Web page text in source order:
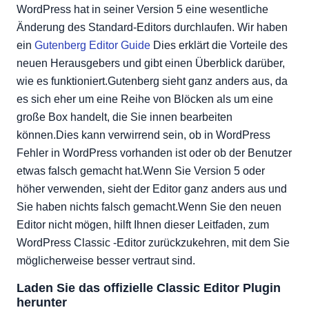
Bearbeitungsoptionen, die in Ihren Posts angezeigt
Zusammenfassung
WordPress hat in seiner Version 5 eine wesentliche
Änderung des Standard-Editors durchlaufen. Wir haben
ein Gutenberg Editor Guide Dies erklärt die Vorteile des
neuen Herausgebers und gibt einen Überblick darüber,
wie es funktioniert.Gutenberg sieht ganz anders aus, da
es sich eher um eine Reihe von Blöcken als um eine
große Box handelt, die Sie innen bearbeiten
können.Dies kann verwirrend sein, ob in WordPress
Fehler in WordPress vorhanden ist oder ob der Benutzer
etwas falsch gemacht hat.Wenn Sie Version 5 oder
höher verwenden, sieht der Editor ganz anders aus und
Sie haben nichts falsch gemacht.Wenn Sie den neuen
Editor nicht mögen, hilft Ihnen dieser Leitfaden, zum
WordPress Classic -Editor zurückzukehren, mit dem Sie
möglicherweise besser vertraut sind.
Laden Sie das offizielle Classic Editor Plugin
herunter